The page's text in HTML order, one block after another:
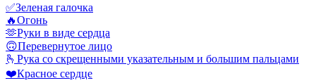
✅Зеленая галочка
🔥Огонь
🫶Руки в виде сердца
🙃Перевернутое лицо
🫰 Рука со скрещенными указательным и большим пальцами
❤️Красное сердце